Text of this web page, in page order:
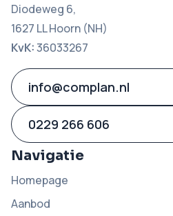
Diodeweg 6,
1627 LL Hoorn (NH)
KvK:36033267
info@complan.nl
0229 266 606
Navigatie
Homepage
Aanbod